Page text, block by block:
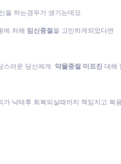
을 하는경우가 생기는데요
에 처해 임신중절을 고민하게되었다면
스러운 당신에게 약물중절 미프진 대해
가 낙태후 회복되실때까지 책임지고 복